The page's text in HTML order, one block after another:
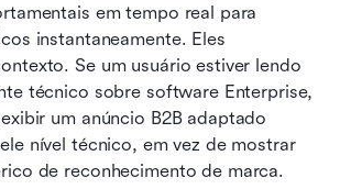
em tempo real para
instantaneamente. Eles
Se um usuário estiver lendo
técnico sobre software Enterprise,
um anúncio B2B adaptado
nível técnico, em vez de mostrar
de reconhecimento de marca.